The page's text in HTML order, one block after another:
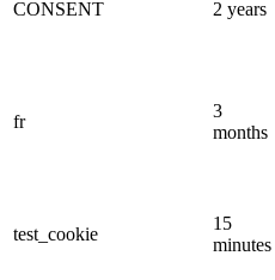
CONSENT 2 years
fr
3
months
test_cookie
15
minutes